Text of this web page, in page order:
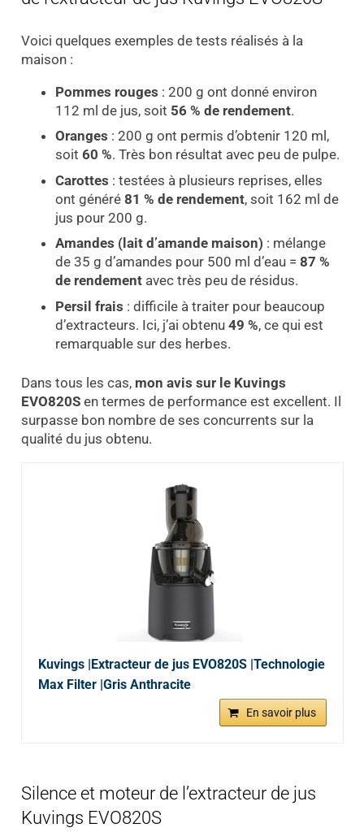
Voici quelques exemples de tests réalisés à la
maison :
Pommes rouges : 200 g ont donné environ
112 ml de jus, soit 56 % de rendement.
Oranges : 200 g ont permis d’obtenir 120 ml,
soit 60 %. Très bon résultat avec peu de pulpe.
Carottes : testées à plusieurs reprises, elles
ont généré 81 % de rendement, soit 162 ml de
jus pour 200 g.
Amandes (lait d’amande maison) : mélange
de 35 g d’amandes pour 500 ml d’eau = 87 %
de rendement avec très peu de résidus.
Persil frais : difficile à traiter pour beaucoup
d’extracteurs. Ici, j’ai obtenu 49 %, ce qui est
remarquable sur des herbes.
Dans tous les cas, mon avis sur le Kuvings
EVO820Sen termes de performance est excellent. Il
surpasse bon nombre de ses concurrents sur la
qualité du jus obtenu.
Kuvings |Extracteur de jus EVO820S |Technologie
Max Filter |Gris Anthracite
En savoir plus
Silence et moteur de l’extracteur de jus
Kuvings EVO820S